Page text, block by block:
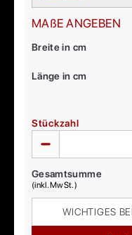
MAßE ANGEBEN
Breite in cm
Länge in cm
Stückzahl
Gesamtsumme
(inkl. MwSt.)
WICHTIGES